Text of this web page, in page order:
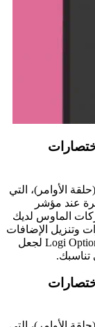
اختصارات
اجعل سير عملك سلسًا باستخدام Actions Ring (حلقة الأوامر)، التي
عند مؤشر
الماوس لديك
وتنزيل الإضافات
لتطبيقات الجهات الخارجية باستخدام تطبيق Logi Options+‎‏ لجعل
اختصارات